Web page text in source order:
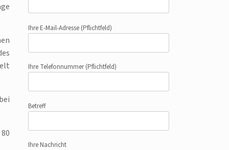
Ihre E-Mail-Adresse (Pflichtfeld)
Ihre Telefonnummer(Pflichtfeld)
Betreff
Ihre Nachricht